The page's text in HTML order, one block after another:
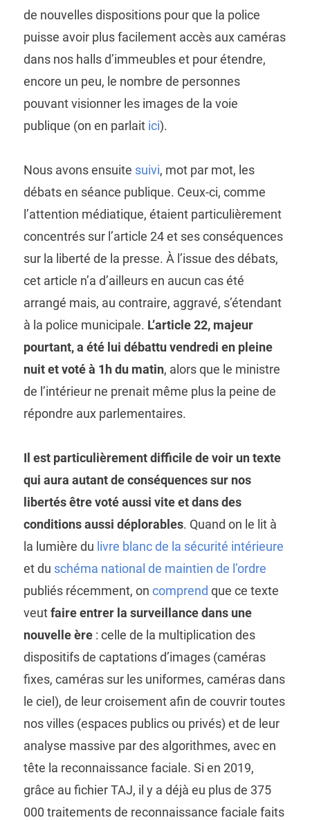
de nouvelles dispositions pour que la police
puisse avoir plus facilement accès aux caméras
dans nos halls d’immeubles et pour étendre,
encore un peu, le nombre de personnes
pouvant visionner les images de la voie
publique (on en parlait ici).
Nous avons ensuite suivi, mot par mot, les
débats en séance publique. Ceux-ci, comme
l’attention médiatique, étaient particulièrement
concentrés sur l’article 24 et ses conséquences
sur la liberté de la presse. À l’issue des débats,
cet article n’a d’ailleurs en aucun cas été
arrangé mais, au contraire, aggravé, s’étendant
à la police municipale. L’article 22, majeur
pourtant, a été lui débattu vendredi en pleine
nuit et voté à 1h du matin, alors que le ministre
de l’intérieur ne prenait même plus la peine de
répondre aux parlementaires.
Il est particulièrement difficile de voir un texte
qui aura autant de conséquences sur nos
libertés être voté aussi vite et dans des
conditions aussi déplorables. Quand on le lit à
la lumière du livre blanc de la sécurité intérieure
et du schéma national de maintien de l’ordre
publiés récemment, on comprend que ce texte
veutfaire entrer la surveillance dans une
nouvelle ère: celle de la multiplication des
dispositifs de captations d’images (caméras
fixes, caméras sur les uniformes, caméras dans
le ciel), de leur croisement afin de couvrir toutes
nos villes (espaces publics ou privés) et de leur
analyse massive par des algorithmes, avec en
tête la reconnaissance faciale. Si en 2019,
grâce au fichier TAJ, il y a déjà eu plus de 375
000 traitements de reconnaissance faciale faits